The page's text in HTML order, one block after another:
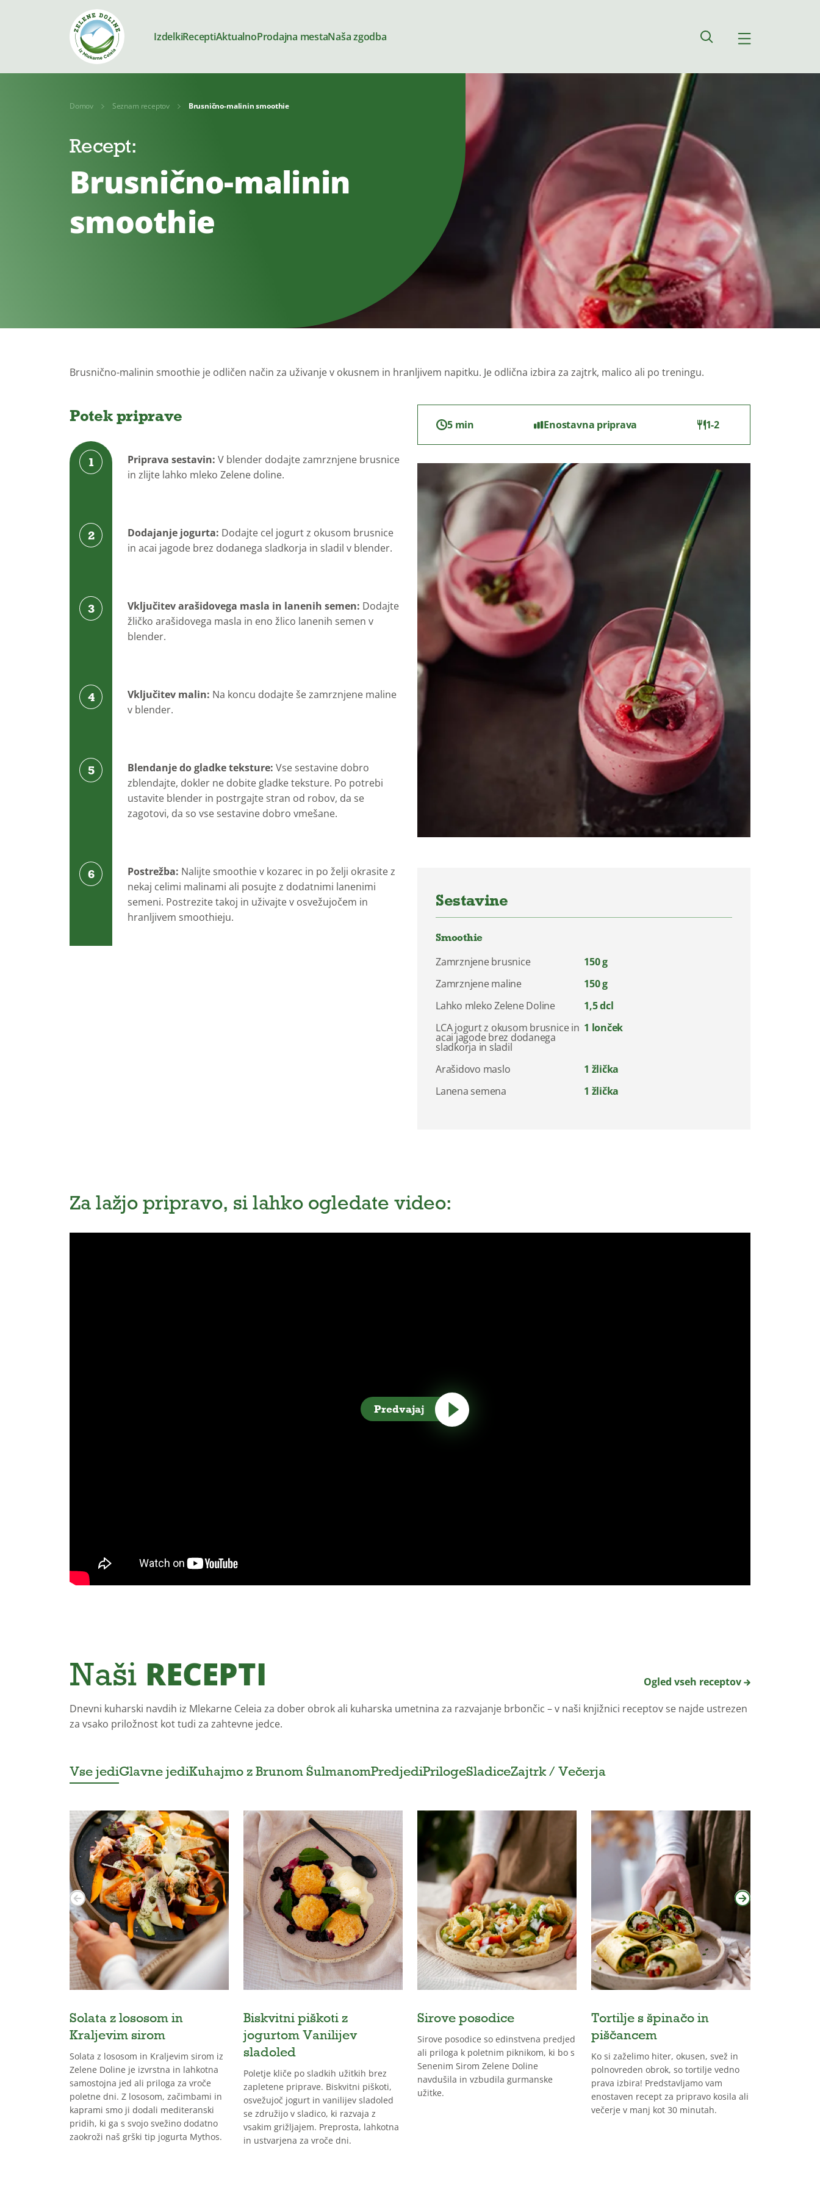
IzdelkiReceptiAktualnoProdajna mestaNaša zgodba
Kajmak in namazi
Za otroke
Domov Seznam receptov Brusnično-malinin smoothie
Recept:
Brusnično-malinin
smoothie
Brusnično-malinin smoothie je odličen način za uživanje v okusnem in hranljivem napitku. Je odlična izbira za zajtrk, malico ali po treningu.
Potek priprave
Priprava sestavin: V blender dodajte zamrznjene brusnice
in zlijte lahko mleko Zelene doline.
Dodajanje jogurta: Dodajte cel jogurt z okusom brusnice
in acai jagode brez dodanega sladkorja in sladil v blender.
Vključitev arašidovega masla in lanenih semen: Dodajte
žličko arašidovega masla in eno žlico lanenih semen v
blender.
Vključitev malin: Na koncu dodajte še zamrznjene maline
v blender.
Blendanje do gladke teksture: Vse sestavine dobro
zblendajte, dokler ne dobite gladke teksture. Po potrebi
ustavite blender in postrgajte stran od robov, da se
zagotovi, da so vse sestavine dobro vmešane.
Postrežba: Nalijte smoothie v kozarec in po želji okrasite z
nekaj celimi malinami ali posujte z dodatnimi lanenimi
semeni. Postrezite takoj in uživajte v osvežujočem in
hranljivem smoothieju.
5 min Enostavna priprava 1-2
Sestavine
Smoothie
Zamrznjene brusnice
150 g
Zamrznjene maline
150 g
Lahko mleko Zelene Doline
1,5 dcl
LCA jogurt z okusom brusnice in
acai jagode brez dodanega
sladkorja in sladil
1 lonček
Arašidovo maslo
1 žlička
Lanena semena
1 žlička
Za lažjo pripravo, si lahko ogledate video:
Predvajaj
Naši RECEPTI
Ogled vseh receptov
Dnevni kuharski navdih iz Mlekarne Celeia za dober obrok ali kuharska umetnina za razvajanje brbončic – v naši knjižnici receptov se najde ustrezen
za vsako priložnost kot tudi za zahtevne jedce.
Vse jediGlavne jediKuhajmo z Brunom ŠulmanomPredjediPrilogeSladiceZajtrk / Večerja
Solata z lososom in
Kraljevim sirom
Solata z lososom in Kraljevim sirom iz
Zelene Doline je izvrstna in lahkotna
samostojna jed ali priloga za vroče
poletne dni. Z lososom, začimbami in
kaprami smo ji dodali mediteranski
pridih, ki ga s svojo svežino dodatno
zaokroži naš grški tip jogurta Mythos.
Biskvitni piškoti z
jogurtom Vanilijev
sladoled
Poletje kliče po sladkih užitkih brez
zapletene priprave. Biskvitni piškoti,
osvežujoč jogurt in vanilijev sladoled
se združijo v sladico, ki razvaja z
vsakim grižljajem. Preprosta, lahkotna
in ustvarjena za vroče dni.
Sirove posodice
Sirove posodice so edinstvena predjed
ali priloga k poletnim piknikom, ki bo s
Senenim Sirom Zelene Doline
navdušila in vzbudila gurmanske
užitke.
Tortilje s špinačo in
piščancem
Ko si zaželimo hiter, okusen, svež in
polnovreden obrok, so tortilje vedno
prava izbira! Predstavljamo vam
enostaven recept za pripravo kosila ali
večerje v manj kot 30 minutah.